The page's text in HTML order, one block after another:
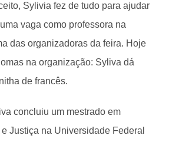
Sylivia fez de tudo para ajudar
vaga como professora na
das organizadoras da feira. Hoje
na organização: Syliva dá
de francês.
concluiu um mestrado em
Justiça na Universidade Federal